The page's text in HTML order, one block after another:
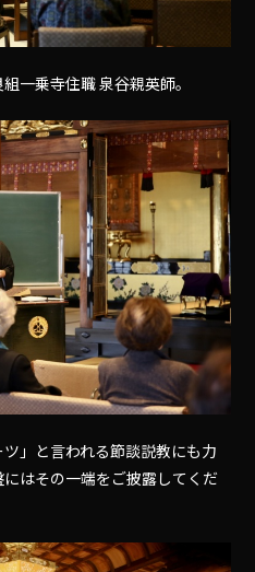
一乗寺住職 泉谷親英師。
」と言われる節談説教にも力
はその一端をご披露してくだ